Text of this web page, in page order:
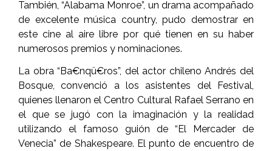
También, “Alabama Monroe”, un drama acompañado
de excelente música country, pudo demostrar en
este cine al aire libre por qué tienen en su haber
numerosos premios y nominaciones.
La obra “Ba€nqü€ros”, del actor chileno Andrés del
Bosque, convenció a los asistentes del Festival,
quienes llenaron el Centro Cultural Rafael Serrano en
el que se jugó con la imaginación y la realidad
utilizando el famoso guión de “El Mercader de
Venecia” de Shakespeare. El punto de encuentro de